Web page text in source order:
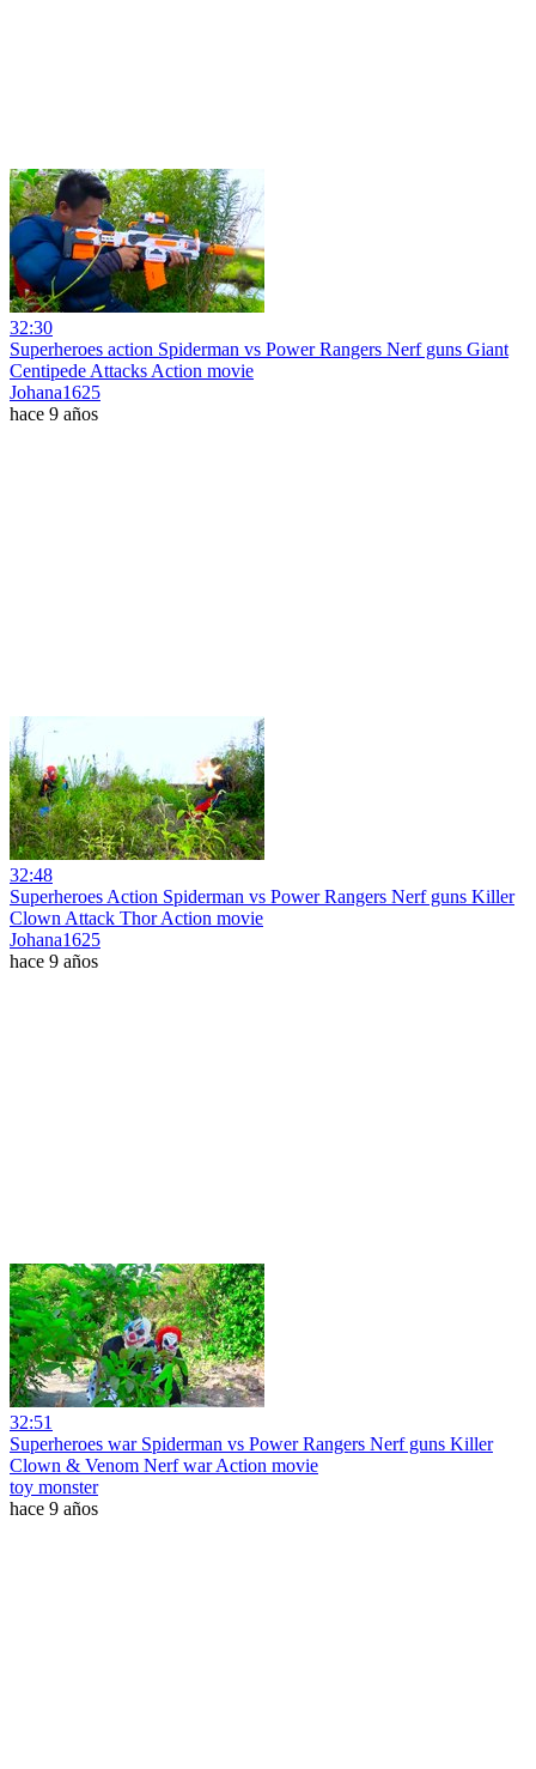
32:30
Superheroes action Spiderman vs Power Rangers Nerf guns Giant
Centipede Attacks Action movie
Johana1625
hace 9 años
32:48
Superheroes Action Spiderman vs Power Rangers Nerf guns Killer
Clown Attack Thor Action movie
Johana1625
hace 9 años
32:51
Superheroes war Spiderman vs Power Rangers Nerf guns Killer
Clown & Venom Nerf war Action movie
toy monster
hace 9 años